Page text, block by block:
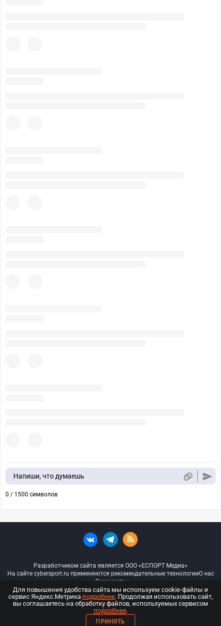
Напиши, что думаешь
0 / 1500 символов
Разработчиком сайта является ООО «ЕСПОРТ Медиа»
На сайте cybersport.ru применяются рекомендательные технологииО нас
Документы
© ООО «Киберспорт.ру» — Все права защищены
18+
Для повышения удобства сайта мы используем cookie-файлы и
сервис Яндекс.Метрика подробнее. Продолжая использовать сайт,
вы соглашаетесь на обработку файлов, используемых сервисом
подробнее.
ПРИНЯТЬ